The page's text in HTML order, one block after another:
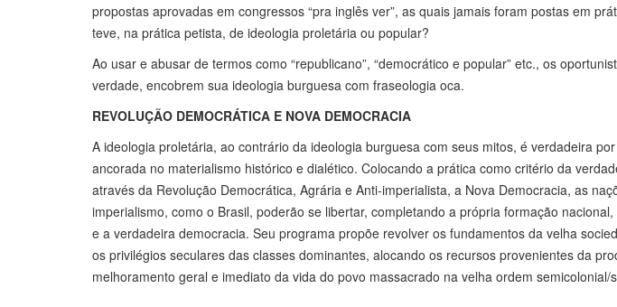
propostas aprovadas em congressos “pra inglês ver”, as quais jamais foram postas em
teve, na prática petista, de ideologia proletária ou popular?
Ao usar e abusar de termos como “republicano”, “democrático e popular” etc., os
verdade, encobrem sua ideologia burguesa com fraseologia oca.
REVOLUÇÃO DEMOCRÁTICA E NOVA DEMOCRACIA
A ideologia proletária, ao contrário da ideologia burguesa com seus mitos, é verdadeira
ancorada no materialismo histórico e dialético. Colocando a prática como critério da
através da Revolução Democrática, Agrária e Anti-imperialista, a Nova Democracia, as
imperialismo, como o Brasil, poderão se libertar, completando a própria formação
e a verdadeira democracia. Seu programa propõe revolver os fundamentos da velha
os privilégios seculares das classes dominantes, alocando os recursos provenientes da
melhoramento geral e imediato da vida do povo massacrado na velha ordem